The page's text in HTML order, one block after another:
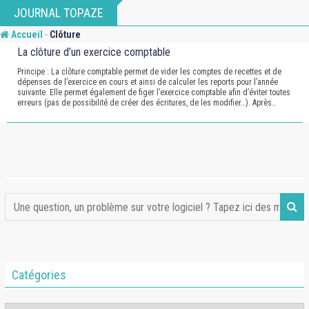
to
content
JOURNAL TOPAZE
Accueil - Clôture
La clôture d’un exercice comptable
Principe : La clôture comptable permet de vider les comptes de recettes et de
dépenses de l’exercice en cours et ainsi de calculer les reports pour l’année
suivante. Elle permet également de figer l’exercice comptable afin d’éviter toutes
erreurs (pas de possibilité de créer des écritures, de les modifier…). Après…
Catégories